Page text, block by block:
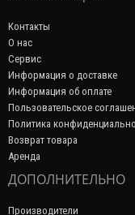
Контакты
О нас
Сервис
Информация о доставке
Информация об оплате
Пользовательское
Политика
Возврат товара
Аренда
ДОПОЛНИТЕЛЬНО
Производители